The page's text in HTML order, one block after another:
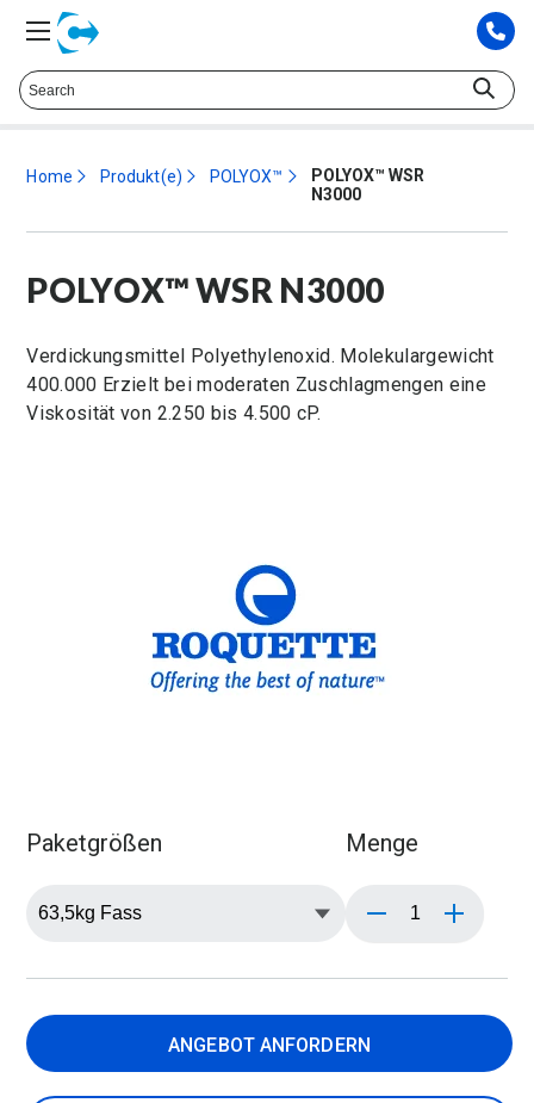
Sprechen Sie mit einem technischen Berater. at
425.372.9573
Home Produkt(e) POLYOX™
POLYOX™ WSR
N3000
POLYOX™ WSR N3000
Verdickungsmittel Polyethylenoxid. Molekulargewicht
400.000 Erzielt bei moderaten Zuschlagmengen eine
Viskosität von 2.250 bis 4.500 cP.
Paketgrößen Menge
ANGEBOT ANFORDERN